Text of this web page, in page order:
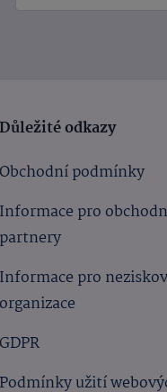
Důležité odkazy
Obchodní podmínky
Informace pro
partnery
Informace pro
organizace
GDPR
Podmínky užití